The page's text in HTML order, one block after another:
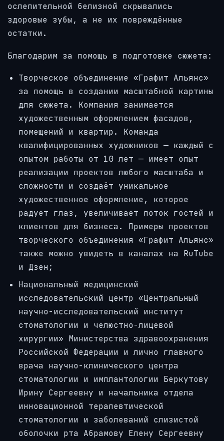
ослепительной белизной скрывались
здоровые зубы, а не их повреждённые
остатки.
Благодарим за помощь в подготовке сюжета:
Творческое объединение «Графит Альянс»
за помощь в создании масштабной картины
для сюжета. Компания занимается
художественным оформлением фасадов,
помещений и квартир. Команда
квалифицированных художников — каждый с
опытом работы от 10 лет — имеет опыт
реализации проектов любого масштаба и
сложности и создаёт уникальное
художественное оформление, которое
радует глаз, увеличивает поток гостей и
клиентов для бизнеса. Примеры проектов
творческого объединения «Графит Альянс»
также можно увидеть в каналах на RuTube
иДзен;
Национальный медицинский
исследовательский центр «Центральный
научно-исследовательский институт
стоматологии и челюстно-лицевой
хирургии» Министерства здравоохранения
Российской Федерации и лично главного
врача научно-клинического центра
стоматологии и имплантологии Беркутову
Ирину Сергеевну и начальника отдела
инновационной терапевтической
стоматологии и заболеваний слизистой
оболочки рта Абрамову Елену Сергеевну